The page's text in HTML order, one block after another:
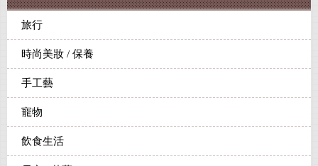
旅行
時尚美妝 / 保養
手工藝
寵物
飲食生活